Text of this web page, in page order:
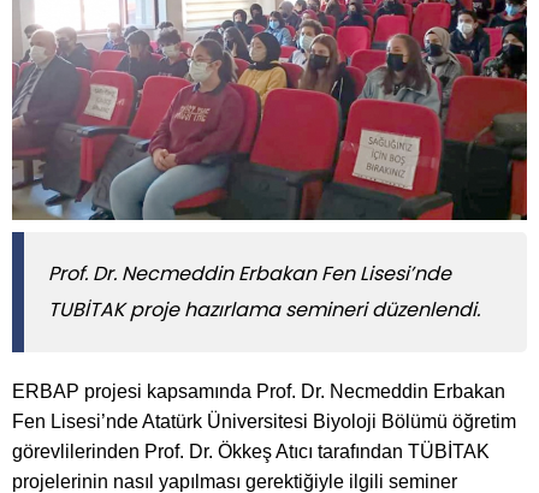
Prof. Dr. Necmeddin Erbakan Fen Lisesi’nde
TUBİTAK proje hazırlama semineri düzenlendi.
ERBAP projesi kapsamında Prof. Dr. Necmeddin Erbakan
Fen Lisesi’nde Atatürk Üniversitesi Biyoloji Bölümü öğretim
görevlilerinden Prof. Dr. Ökkeş Atıcı tarafından TÜBİTAK
projelerinin nasıl yapılması gerektiğiyle ilgili seminer